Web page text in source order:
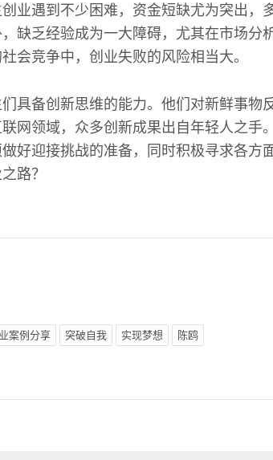
业遇到不少困难，资金短缺尤为突出，
缺乏经验成为一大障碍，尤其在市场分
会竞争中，创业失败的风险相当大。
具备创新思维的能力。他们对新鲜事物
网领域，众多创新成果出自年轻人之手
好迎接挑战的准备，同时积极寻求各方
路？
案例分享 突破自我 实现梦想 陈鸥